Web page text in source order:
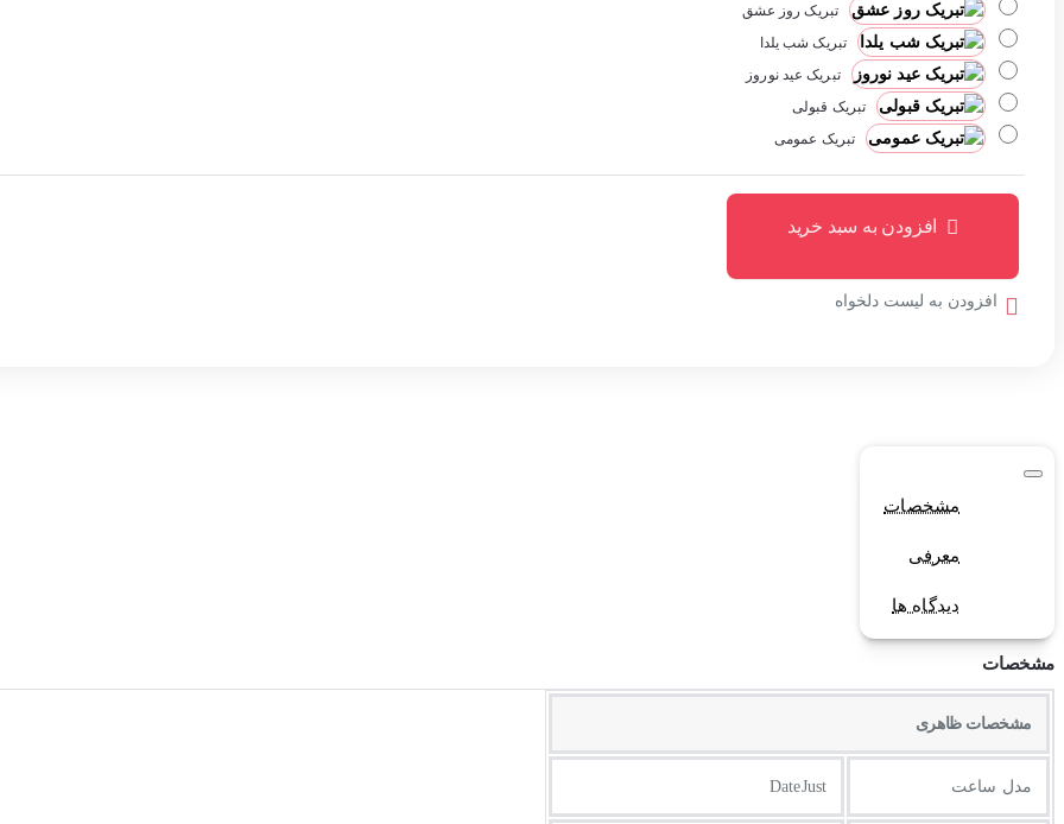
تبریک روز عشق
تبریک شب یلدا
تبریک عید نوروز
تبریک قبولی
تبریک عمومی
افزودن به سبد خرید
افزودن به لیست دلخواه
مشخصات
معرفی
دیدگاه ها
مشخصات
مشخصات ظاهری
مدل ساعت DateJust